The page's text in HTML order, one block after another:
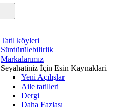
Tatil köyleri
Sürdürülebilirlik
Markalarımız
Seyahatiniz İçin Esin Kaynaklari
Yeni Açılışlar
Aile tatilleri
Dergi
Daha Fazlası